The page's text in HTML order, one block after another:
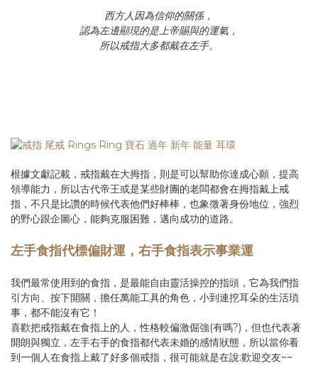
西方人因為信仰的關係，
認為左邊顯現的是上帝賜與的運氣，
所以戒指大多都戴在左手。
根據文獻記載，戒指戴在大拇指，則是可以幫助你達成心願，提高
領導能力，所以古代帝王或是某些財團的老闆都會在拇指戴上戒
指，不只是比讚的時候代表他們好棒棒，也象徵著身份地位，強烈
的野心跟企圖心，能夠克服困難，邁向成功的道路。
左手食指代標偏財運，右手食指表示事業運
我們最常使用到的食指，是最能自由靈活操控的指頭，它為我們指
引方向、按下開關，擔任萬能工具的角色，小到連挖耳朵的生活瑣
事，都不能沒有它！
喜歡把戒指戴在食指上的人，性格較偏激倔強(有嗎?)，但也代表著
開朗與獨立，左手右手的食指都代表未婚的感情狀態，所以當你看
到一個人在食指上戴了好多個戒指，很可能就是在說:歡迎交友~~